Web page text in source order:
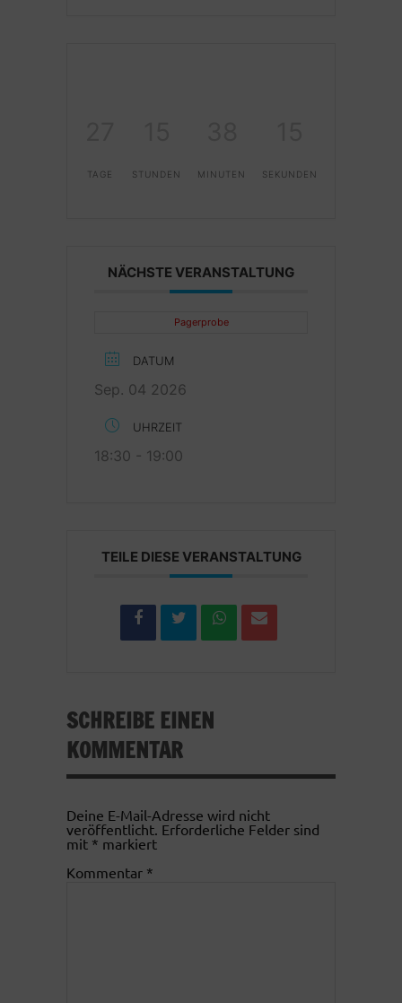
TAGE STUNDEN MINUTEN SEKUNDEN
NÄCHSTE VERANSTALTUNG
Pagerprobe
DATUM
Sep. 04 2026
UHRZEIT
18:30 - 19:00
TEILE DIESE VERANSTALTUNG
SCHREIBE EINEN
KOMMENTAR
Deine E-Mail-Adresse wird nicht
veröffentlicht. Erforderliche Felder sind
mit * markiert
Kommentar *